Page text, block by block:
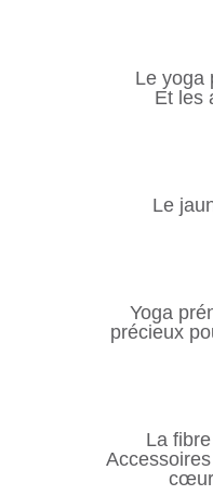
Le yoga
Et les
Le
Yoga
précieux
La
cœur